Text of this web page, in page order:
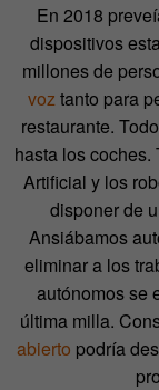
En 2018
dispositivos
millones de
voztanto para
restaurante.
hasta los
Artificial y los
disponer de
Ansiábamos
eliminar a los
autónomos se
última milla.
abierto podría